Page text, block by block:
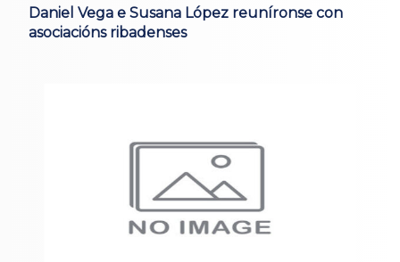
Daniel Vega e Susana López reuníronse con
asociacións ribadenses